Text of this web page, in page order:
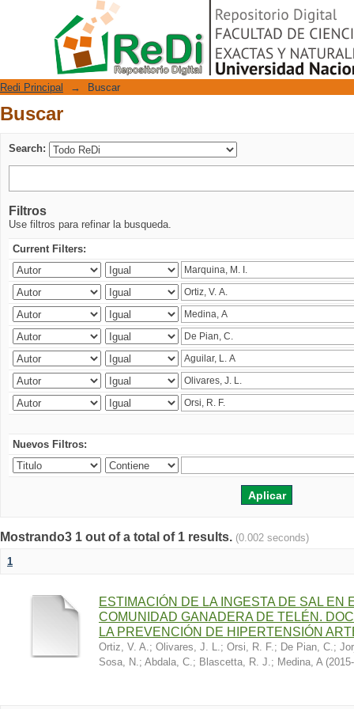
Repositorio Digital
Redi Principal → Buscar
Buscar
Search:
Filtros
Use filtros para refinar la busqueda.
Current Filters:
Nuevos Filtros:
Mostrando3 1 out of a total of 1 results. (0.002 seconds)
1
ESTIMACIÓN DE LA INGESTA DE SAL EN
COMUNIDAD GANADERA DE TELÉN.
LA PREVENCIÓN DE HIPERTENSIÓN
Ortiz, V. A.; Olivares, J. L.; Orsi, R. F.; De Pian, C.;
Sosa, N.; Abdala, C.; Blascetta, R. J.; Medina, A (